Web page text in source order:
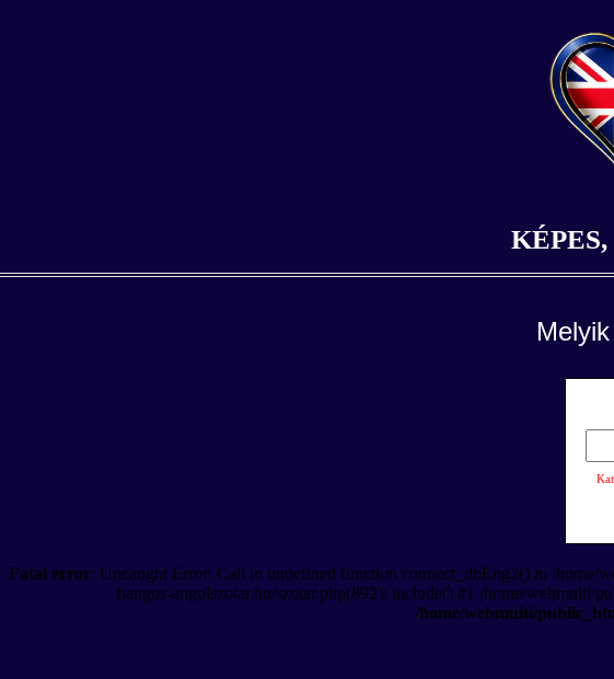
Fatal error: Uncaught Error: Call to undefined function connect_dbEng2() in /home/
hangos-angolszotar.hu/szotar.php(892): include() #1 /home/
/home/webmulti/